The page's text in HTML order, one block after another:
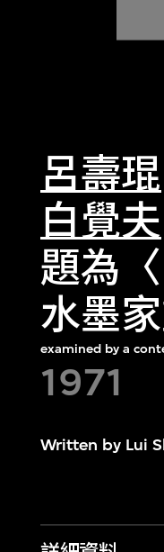
呂壽琨
白覺夫
題為
水墨
examined by a
1971
Written by Lui